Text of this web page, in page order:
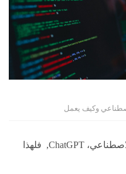
وكيف يعمل
أولًا دعنا نتعرف على وليد الذكاء الاصطناعي، ChatGPT, فلهذا